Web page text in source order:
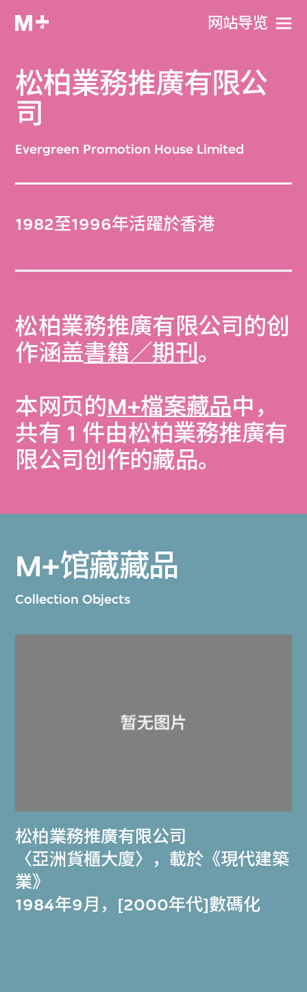
网站导览
松柏業務推廣有限公
司
Evergreen Promotion House Limited
1982至1996年活躍於香港
松柏業務推廣有限公司的创
作涵盖書籍／期刊。
本网页的M+檔案藏品中，
共有 1 件由松柏業務推廣有
限公司创作的藏品。
M+馆藏藏品
Collection Objects
松柏業務推廣有限公司
〈亞洲貨櫃大廈〉，載於《現代建築
業》
1984年9月，[2000年代]數碼化